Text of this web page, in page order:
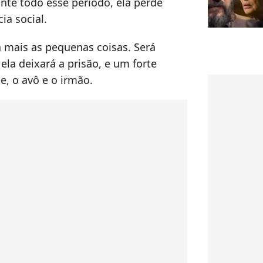
social.
as pequenas coisas. Será
deixará a prisão, e um forte
o avô e o irmão.